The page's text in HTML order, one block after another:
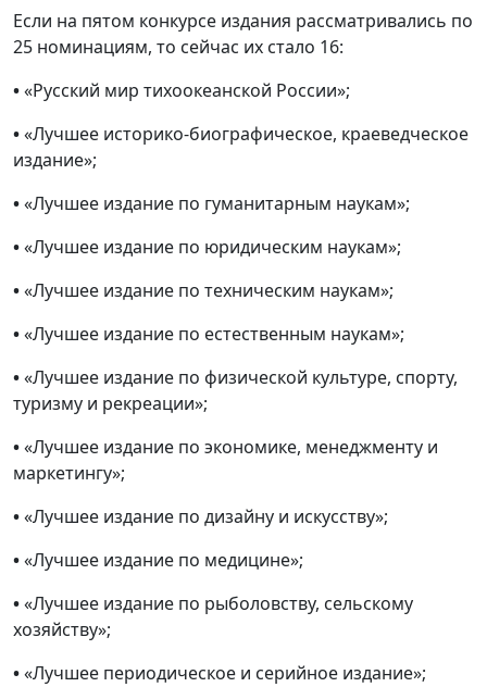
Если на пятом конкурсе издания рассматривались по
25 номинациям, то сейчас их стало 16:
•«Русский мир тихоокеанской России»;
•«Лучшее историко-биографическое, краеведческое
издание»;
•«Лучшее издание по гуманитарным наукам»;
•«Лучшее издание по юридическим наукам»;
•«Лучшее издание по техническим наукам»;
•«Лучшее издание по естественным наукам»;
•«Лучшее издание по физической культуре, спорту,
туризму и рекреации»;
•«Лучшее издание по экономике, менеджменту и
маркетингу»;
•«Лучшее издание по дизайну и искусству»;
•«Лучшее издание по медицине»;
•«Лучшее издание по рыболовству, сельскому
хозяйству»;
•«Лучшее периодическое и серийное издание»;